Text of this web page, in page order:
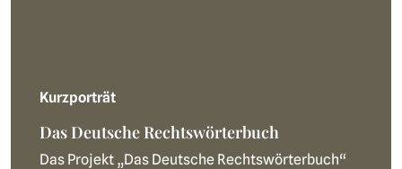
Kurzporträt
Das Deutsche Rechtswörterbuch
Das Projekt „Das Deutsche Rechtswörterbuch“